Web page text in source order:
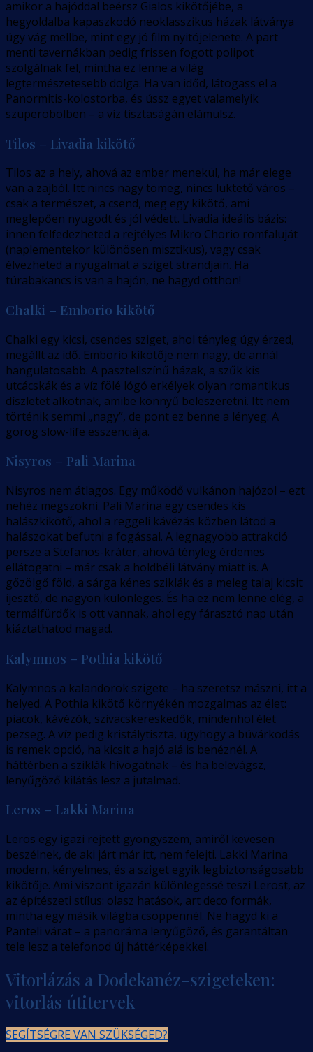
amikor a hajóddal beérsz Gialos kikötőjébe, a
hegyoldalba kapaszkodó neoklasszikus házak látványa
úgy vág mellbe, mint egy jó film nyitójelenete. A part
menti tavernákban pedig frissen fogott polipot
szolgálnak fel, mintha ez lenne a világ
legtermészetesebb dolga. Ha van időd, látogass el a
Panormitis-kolostorba, és ússz egyet valamelyik
szuperöbölben – a víz tisztaságán elámulsz.
Tilos – Livadia kikötő
Tilos az a hely, ahová az ember menekül, ha már elege
van a zajból. Itt nincs nagy tömeg, nincs lüktető város –
csak a természet, a csend, meg egy kikötő, ami
meglepően nyugodt és jól védett. Livadia ideális bázis:
innen felfedezheted a rejtélyes Mikro Chorio romfaluját
(naplementekor különösen misztikus), vagy csak
élvezheted a nyugalmat a sziget strandjain. Ha
túrabakancs is van a hajón, ne hagyd otthon!
Chalki – Emborio kikötő
Chalki egy kicsi, csendes sziget, ahol tényleg úgy érzed,
megállt az idő. Emborio kikötője nem nagy, de annál
hangulatosabb. A pasztellszínű házak, a szűk kis
utcácskák és a víz fölé lógó erkélyek olyan romantikus
díszletet alkotnak, amibe könnyű beleszeretni. Itt nem
történik semmi „nagy”, de pont ez benne a lényeg. A
görög slow-life esszenciája.
Nisyros – Pali Marina
Nisyros nem átlagos. Egy működő vulkánon hajózol – ezt
nehéz megszokni. Pali Marina egy csendes kis
halászkikötő, ahol a reggeli kávézás közben látod a
halászokat befutni a fogással. A legnagyobb attrakció
persze a Stefanos-kráter, ahová tényleg érdemes
ellátogatni – már csak a holdbéli látvány miatt is. A
gőzölgő föld, a sárga kénes sziklák és a meleg talaj kicsit
ijesztő, de nagyon különleges. És ha ez nem lenne elég, a
termálfürdők is ott vannak, ahol egy fárasztó nap után
kiáztathatod magad.
Kalymnos – Pothia kikötő
Kalymnos a kalandorok szigete – ha szeretsz mászni, itt a
helyed. A Pothia kikötő környékén mozgalmas az élet:
piacok, kávézók, szivacskereskedők, mindenhol élet
pezseg. A víz pedig kristálytiszta, úgyhogy a búvárkodás
is remek opció, ha kicsit a hajó alá is benéznél. A
háttérben a sziklák hívogatnak – és ha belevágsz,
lenyűgöző kilátás lesz a jutalmad.
Leros – Lakki Marina
Leros egy igazi rejtett gyöngyszem, amiről kevesen
beszélnek, de aki járt már itt, nem felejti. Lakki Marina
modern, kényelmes, és a sziget egyik legbiztonságosabb
kikötője. Ami viszont igazán különlegessé teszi Lerost, az
az építészeti stílus: olasz hatások, art deco formák,
mintha egy másik világba csöppennél. Ne hagyd ki a
Panteli várat – a panoráma lenyűgöző, és garantáltan
tele lesz a telefonod új háttérképekkel.
Vitorlázás a Dodekanéz-szigeteken:
vitorlás útitervek
SEGÍTSÉGRE VAN SZÜKSÉGED?